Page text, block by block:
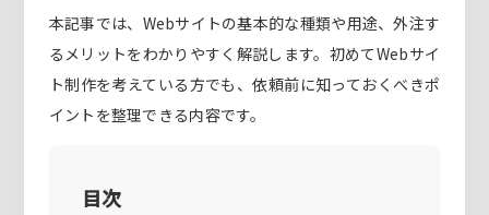
本記事では、Webサイトの基本的な種類や用途、外注す
るメリットをわかりやすく解説します。初めてWebサイ
ト制作を考えている方でも、依頼前に知っておくべきポ
イントを整理できる内容です。
目次